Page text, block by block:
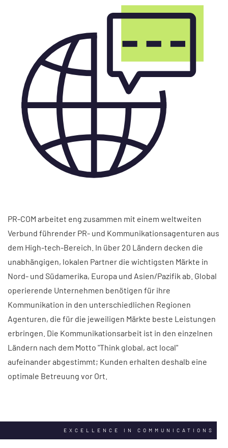
PR-COM arbeitet eng zusammen mit einem weltweiten
Verbund führender PR- und Kommunikationsagenturen aus
dem High-tech-Bereich. In über 20 Ländern decken die
unabhängigen, lokalen Partner die wichtigsten Märkte in
Nord- und Südamerika, Europa und Asien/Pazifik ab. Global
operierende Unternehmen benötigen für ihre
Kommunikation in den unterschiedlichen Regionen
Agenturen, die für die jeweiligen Märkte beste Leistungen
erbringen. Die Kommunikationsarbeit ist in den einzelnen
Ländern nach dem Motto "Think global, act local"
aufeinander abgestimmt; Kunden erhalten deshalb eine
optimale Betreuung vor Ort.
EXCELLENCE IN COMMUNICATIONS